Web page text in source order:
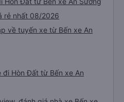
rẻ nhất 08/2026
về tuyến xe từ Bến xe An
Hòn Đất từ Bến xe An